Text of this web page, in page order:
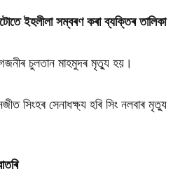
ইহলীলা সম্বৰণ কৰা ব্যক্তিৰ তালিকা
চুলতান মাহমুদৰ মৃত্যু হয়।
সিংহৰ সেনাধক্ষ্য হৰি সিং নলবাৰ মৃত্যু